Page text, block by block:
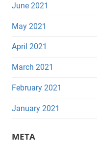
June 2021
May 2021
April 2021
March 2021
February 2021
January 2021
META